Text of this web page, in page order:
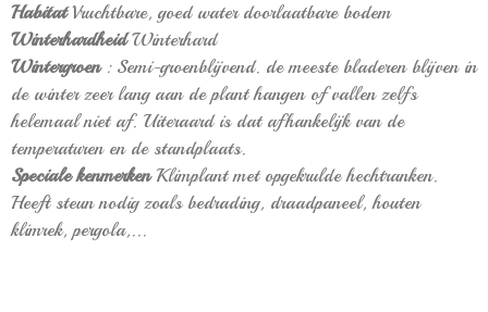
HabitatVruchtbare, goed water doorlaatbare bodem
WinterhardheidWinterhard
Wintergroen : Semi-groenblijvend. de meeste bladeren blijven in
de winter zeer lang aan de plant hangen of vallen zelfs
helemaal niet af. Uiteraard is dat afhankelijk van de
temperaturen en de standplaats.
Speciale kenmerkenKlimplant met opgekrulde hechtranken.
Heeft steun nodig zoals bedrading, draadpaneel, houten
klimrek, pergola,...